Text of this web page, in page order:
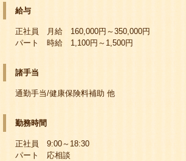
給与
正社員 月給 160,000円～350,000円
パート 時給 1,100円～1,500円
諸手当
通勤手当/健康保険料補助 他
勤務時間
正社員 9:00～18:30
パート 応相談